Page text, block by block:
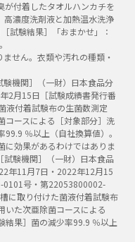
が付着したタオルハンカチを
高濃度洗剤液と加熱温水洗浄
試験結果］「おまかせ」：
せん。衣類や汚れの種類・
機関］（一財）日本食品分
2月15日［試験成績書発行番
液付着試験布の生菌数測定
コースによる［対象部分］洗
％以上（自社換算値）。
に効果があるわけではありま
験機関］（一財）日本食品
年11月7日・2022年12月15
0101号・第22053800002-
に取り付けた菌液付着試験布
いた次亜除菌コースによる
結果］菌の減少率99.9 ％以上